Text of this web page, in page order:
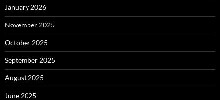
January 2026
November 2025
October 2025
September 2025
August 2025
June 2025